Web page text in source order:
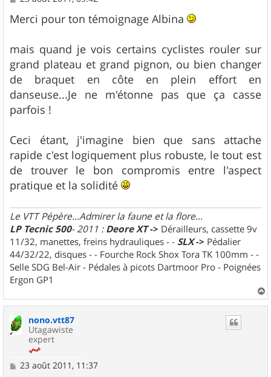
s
s
g
e
Merci pour ton témoignage Albina
mais quand je vois certains cyclistes rouler sur
grand plateau et grand pignon, ou bien changer
de braquet en côte en plein effort en
danseuse...Je ne m'étonne pas que ça casse
parfois !
Ceci étant, j'imagine bien que sans attache
rapide c'est logiquement plus robuste, le tout est
de trouver le bon compromis entre l'aspect
pratique et la solidité
Le VTT Pépère...Admirer la faune et la flore...
LP Tecnic 500- 2011 : Deore XT-> Dérailleurs, cassette 9v
11/32, manettes, freins hydrauliques - - SLX-> Pédalier
44/32/22, disques - - Fourche Rock Shox Tora TK 100mm - -
Selle SDG Bel-Air - Pédales à picots Dartmoor Pro - Poignées
Ergon GP1
a
nono.vtt87
Utagawiste
expert
M
23 août 2011, 11:37